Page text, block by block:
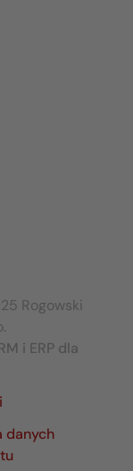
Rogowski
i ERP dla
danych